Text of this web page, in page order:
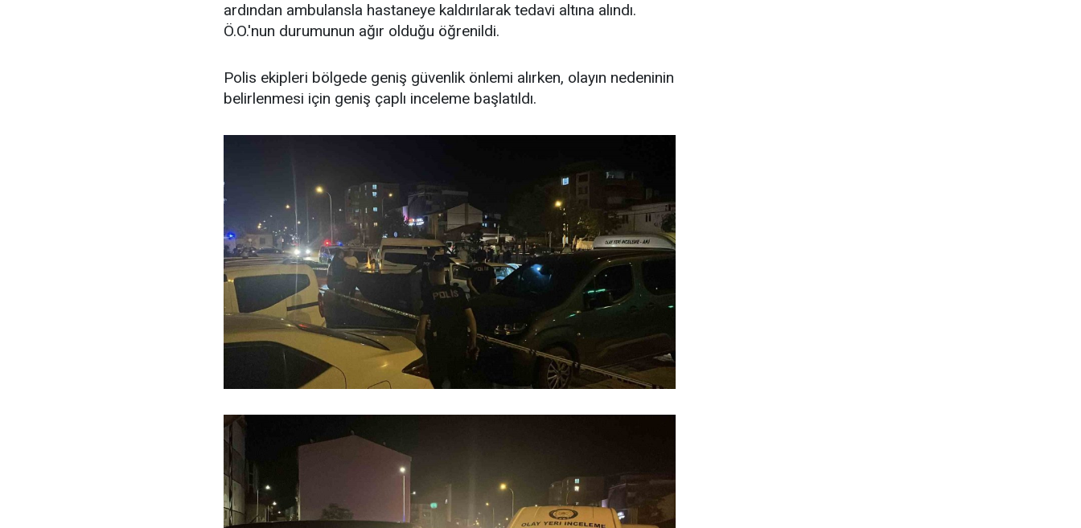
ardından ambulansla hastaneye kaldırılarak tedavi altına alındı.
Ö.O.'nun durumunun ağır olduğu öğrenildi.
Polis ekipleri bölgede geniş güvenlik önlemi alırken, olayın nedeninin
belirlenmesi için geniş çaplı inceleme başlatıldı.